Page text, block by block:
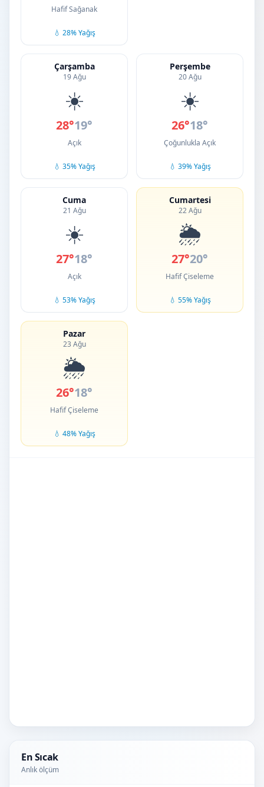
Hafif Sağanak
💧 28% Yağış
Çarşamba
19 Ağu
☀️
28°19°
Açık
💧 35% Yağış
Perşembe
20 Ağu
☀️
26°18°
Çoğunlukla Açık
💧 39% Yağış
Cuma
21 Ağu
☀️
27°18°
Açık
💧 53% Yağış
Cumartesi
22 Ağu
🌦️
27°20°
Hafif Çiseleme
💧 55% Yağış
Pazar
23 Ağu
🌦️
26°18°
Hafif Çiseleme
💧 48% Yağış
En Sıcak
Anlık ölçüm